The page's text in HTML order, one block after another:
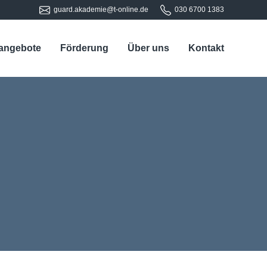
guard.akademie@t-online.de 030 6700 1383
Förderung Über uns Kontakt